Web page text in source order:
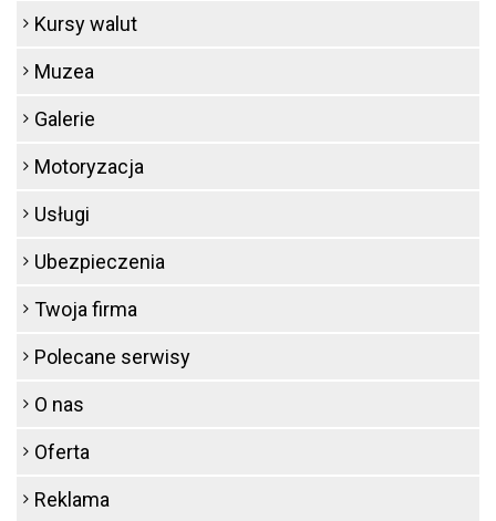
Kursy walut
Muzea
Galerie
Motoryzacja
Usługi
Ubezpieczenia
Twoja firma
Polecane serwisy
O nas
Oferta
Reklama